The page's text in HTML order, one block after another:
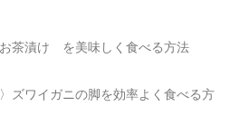
茶漬け を美味しく食べる方法
〉ズワイガニの脚を効率よく食べる方